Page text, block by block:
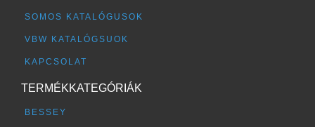
SOMOS KATALÓGUSOK
VBW KATALÓGSUOK
KAPCSOLAT
TERMÉKKATEGÓRIÁK
BESSEY